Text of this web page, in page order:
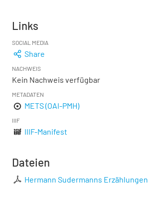
Links
SOCIAL MEDIA
Share
NACHWEIS
Kein Nachweis verfügbar
METADATEN
METS (OAI-PMH)
IIIF
IIIF-Manifest
Dateien
Hermann Sudermanns Erzählungen